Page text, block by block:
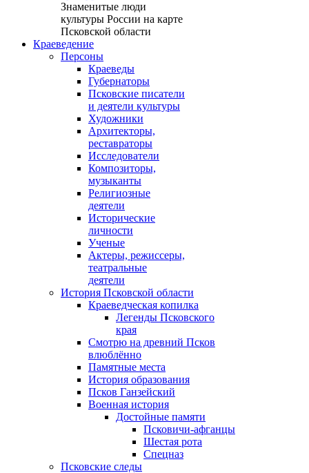
Знаменитые люди
культуры России на карте
Псковской области
Краеведение
Персоны
Краеведы
Губернаторы
Псковские писатели
и деятели культуры
Художники
Архитекторы,
реставраторы
Исследователи
Композиторы,
музыканты
Религиозные
деятели
Исторические
личности
Ученые
Актеры, режиссеры,
театральные
деятели
История Псковской области
Краеведческая копилка
Легенды Псковского
края
Смотрю на древний Псков
влюблённо
Памятные места
История образования
Псков Ганзейский
Военная история
Достойные памяти
Псковичи-афганцы
Шестая рота
Спецназ
Псковские следы